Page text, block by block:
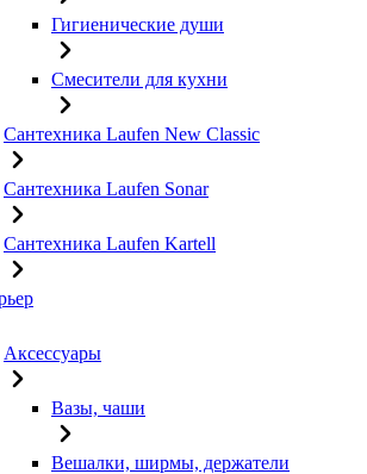
Гигиенические души
Смесители для кухни
Сантехника Laufen New Classic
Сантехника Laufen Sonar
Сантехника Laufen Kartell
Аксессуары
Вазы, чаши
Вешалки, ширмы, держатели